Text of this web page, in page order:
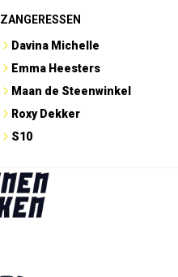
ZANGERESSEN
Davina Michelle
Emma Heesters
Maan de Steenwinkel
Roxy Dekker
S10